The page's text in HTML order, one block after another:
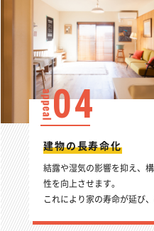
04
建物の長寿命化
結露や湿気の影響を抑え、
性を向上させます。
これにより家の寿命が延び